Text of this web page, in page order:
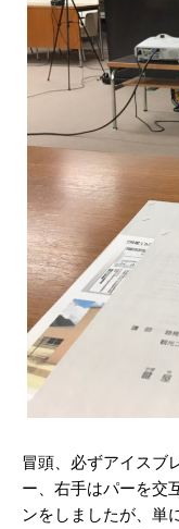
冒頭、必ずアイスブ
ー、右手はパーを交
ンをしましたが、単